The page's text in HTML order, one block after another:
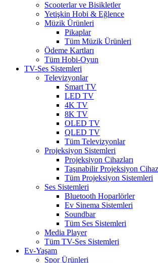
Scooterlar ve Bisikletler
Yetişkin Hobi & Eğlence
Müzik Ürünleri
Pikaplar
Tüm Müzik Ürünleri
Ödeme Kartları
Tüm Hobi-Oyun
TV-Ses Sistemleri
Televizyonlar
Smart TV
LED TV
4K TV
8K TV
OLED TV
QLED TV
Tüm Televizyonlar
Projeksiyon Sistemleri
Projeksiyon Cihazları
Taşınabilir Projeksiyon
Tüm Projeksiyon Sistemleri
Ses Sistemleri
Bluetooth Hoparlörler
Ev Sinema Sistemleri
Soundbar
Tüm Ses Sistemleri
Media Player
Tüm TV-Ses Sistemleri
Ev-Yaşam
Spor Ürünleri